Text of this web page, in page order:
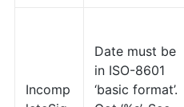
Incomp
Date must be
in ISO-8601
‘basic format’.